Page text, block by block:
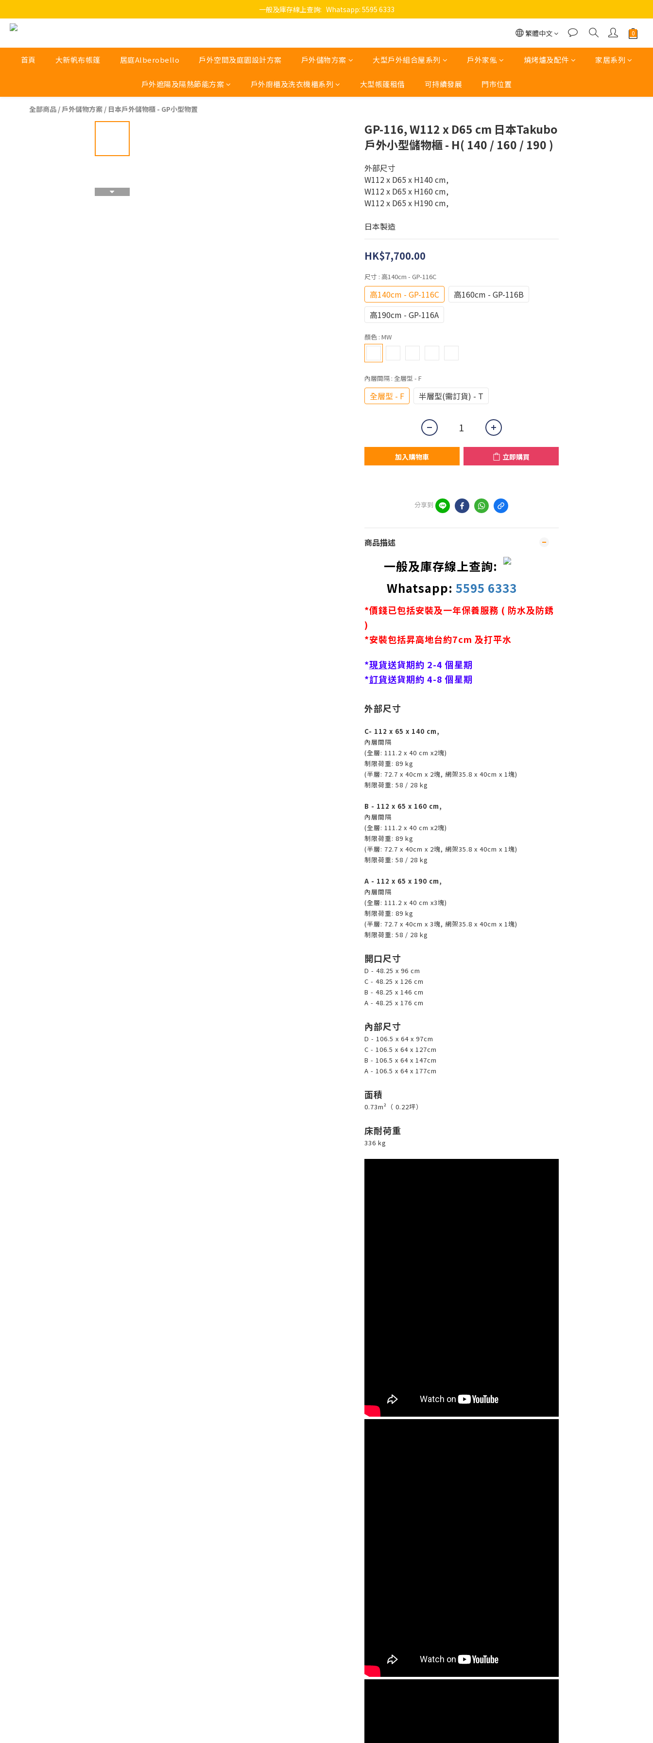
一般及庫存線上查詢:   Whatsapp: 5595 6333
繁體中文
首頁 大新帆布帳篷 居庭Alberobello 戶外空間及庭園設計方案 戶外儲物方案 大型戶外組合屋系列 戶外家俬 燒烤爐及配件 家居系列
戶外遮陽及隔熱節能方案 戶外廚櫃及洗衣機櫃系列 大型帳篷租借 可持續發展 門市位置
全部商品 /戶外儲物方案 / 日本戶外儲物櫃 - GP小型物置
GP-116, W112 x D65 cm 日本Takubo
戶外小型儲物櫃 - H( 140 / 160 / 190 )
外部尺寸
W112 x D65 x H140 cm,
W112 x D65 x H160 cm,
W112 x D65 x H190 cm,
日本製造
HK$7,700.00
尺寸 : 高140cm - GP-116C
高140cm - GP-116C
高160cm - GP-116B
高190cm - GP-116A
顏色 : MW
內層間隔 : 全層型 - F
全層型 - F 半層型(需訂貨) - T
加入購物車 立即購買
分享到
商品描述
一般及庫存線上查詢:
Whatsapp: 5595 6333
*價錢已包括安裝及一年保養服務 ( 防水及防銹
)
*安裝包括昇高地台約7cm 及打平水
*現貨送貨期約 2-4 個星期
*訂貨送貨期約 4-8 個星期
外部尺寸
C- 112 x 65 x 140 cm,
內層間隔
(全層: 111.2 x 40 cm x2塊)
制限荷重: 89 kg
(半層: 72.7 x 40cm x 2塊, 網架35.8 x 40cm x 1塊)
制限荷重: 58 / 28 kg
B - 112 x 65 x 160 cm,
內層間隔
(全層: 111.2 x 40 cm x2塊)
制限荷重: 89 kg
(半層: 72.7 x 40cm x 2塊, 網架35.8 x 40cm x 1塊)
制限荷重: 58 / 28 kg
A - 112 x 65 x 190 cm,
內層間隔
(全層: 111.2 x 40 cm x3塊)
制限荷重: 89 kg
(半層: 72.7 x 40cm x 3塊, 網架35.8 x 40cm x 1塊)
制限荷重: 58 / 28 kg
開口尺寸
D - 48.25 x 96 cm
C - 48.25 x 126 cm
B - 48.25 x 146 cm
A - 48.25 x 176 cm
內部尺寸
D - 106.5 x 64 x 97cm
C - 106.5 x 64 x 127cm
B - 106.5 x 64 x 147cm
A - 106.5 x 64 x 177cm
面積
0.73m²（ 0.22坪）
床耐荷重
336 kg